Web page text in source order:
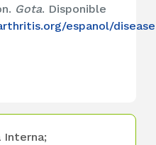
Gota. Disponible
espanol/
Interna;